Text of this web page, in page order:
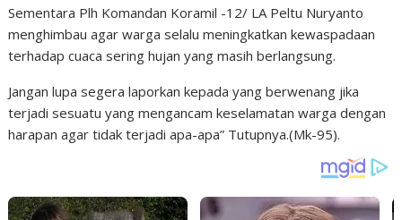
Sementara Plh Komandan Koramil -12/ LA Peltu Nuryanto
menghimbau agar warga selalu meningkatkan kewaspadaan
terhadap cuaca sering hujan yang masih berlangsung.
Jangan lupa segera laporkan kepada yang berwenang jika
terjadi sesuatu yang mengancam keselamatan warga dengan
harapan agar tidak terjadi apa-apa” Tutupnya.(Mk-95).